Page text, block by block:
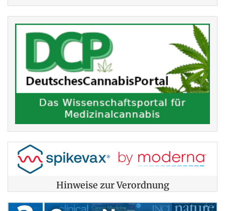
Hinweise zur Verordnung